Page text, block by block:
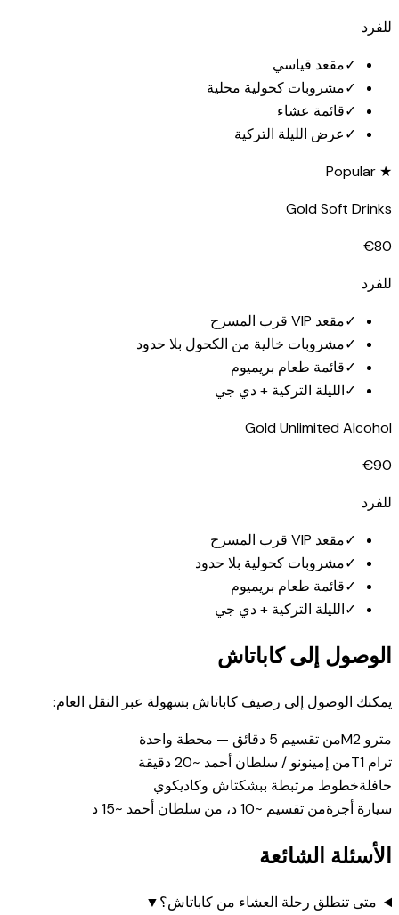
للفرد
✓مقعد قياسي
✓مشروبات كحولية محلية
✓قائمة عشاء
✓عرض الليلة التركية
★ Popular
Gold Soft Drinks
€80
للفرد
✓مقعد VIP قرب المسرح
✓مشروبات خالية من الكحول بلا حدود
✓قائمة طعام بريميوم
✓الليلة التركية + دي جي
Gold Unlimited Alcohol
€90
للفرد
✓مقعد VIP قرب المسرح
✓مشروبات كحولية بلا حدود
✓قائمة طعام بريميوم
✓الليلة التركية + دي جي
الوصول إلى كاباتاش
يمكنك الوصول إلى رصيف كاباتاش بسهولة عبر النقل العام:
مترو M2
من تقسيم 5 دقائق — محطة واحدة
ترام T1
من إمينونو / سلطان أحمد ~20 دقيقة
حافلةخطوط مرتبطة ببشكتاش وكاديكوي
سيارة أجرةمن تقسيم ~10 د، من سلطان أحمد ~15 د
الأسئلة الشائعة
متى تنطلق رحلة العشاء من كاباتاش؟▼